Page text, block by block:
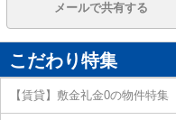
メールで共有する
こだわり特集
【賃貸】敷金礼金0の物件特集